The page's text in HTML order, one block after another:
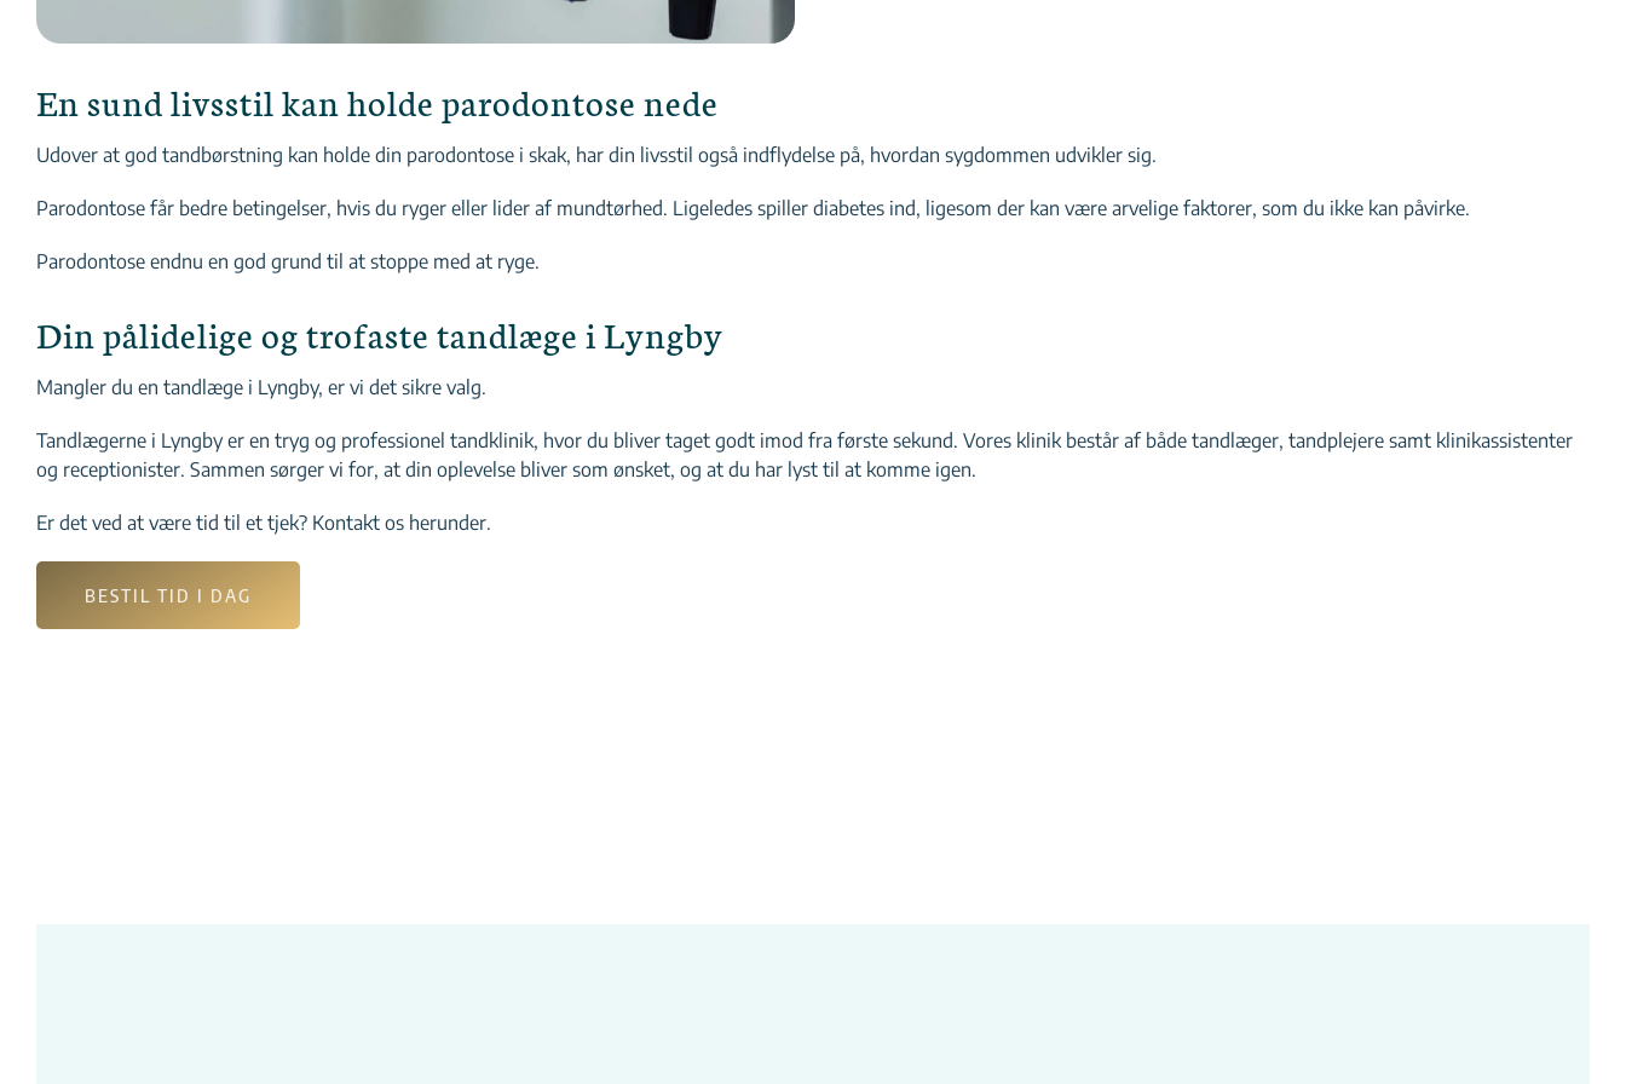
En sund livsstil kan holde parodontose nede
Udover at god tandbørstning kan holde din parodontose i skak, har din livsstil også indflydelse på, hvordan sygdommen udvikler sig.
Parodontose får bedre betingelser, hvis du ryger eller lider af mundtørhed. Ligeledes spiller diabetes ind, ligesom der kan være arvelige faktorer, som du ikke kan påvirke.
Parodontose endnu en god grund til at stoppe med at ryge.
Din pålidelige og trofaste tandlæge i Lyngby
Mangler du en tandlæge i Lyngby, er vi det sikre valg.
Tandlægerne i Lyngby er en tryg og professionel tandklinik, hvor du bliver taget godt imod fra første sekund. Vores klinik består af både tandlæger, tandplejere samt klinikassistenter
og receptionister. Sammen sørger vi for, at din oplevelse bliver som ønsket, og at du har lyst til at komme igen.
Er det ved at være tid til et tjek? Kontakt os herunder.
BESTIL TID I DAG